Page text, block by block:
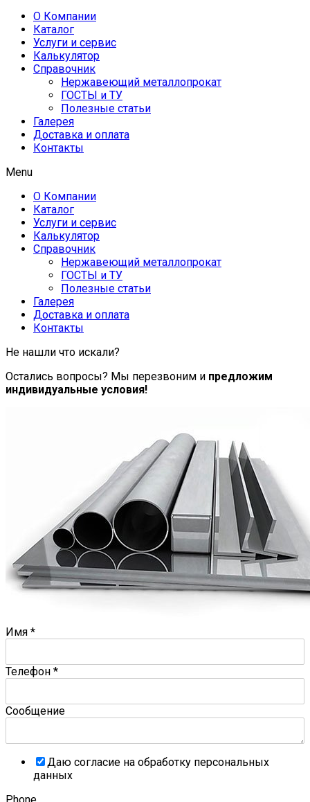
О Компании
Каталог
Услуги и сервис
Калькулятор
Справочник
Нержавеющий металлопрокат
ГОСТЫ и ТУ
Полезные статьи
Галерея
Доставка и оплата
Контакты
Menu
О Компании
Каталог
Услуги и сервис
Калькулятор
Справочник
Нержавеющий металлопрокат
ГОСТЫ и ТУ
Полезные статьи
Галерея
Доставка и оплата
Контакты
Не нашли что искали?
Остались вопросы? Мы перезвоним и предложим
индивидуальные условия!
Имя *
Телефон *
Сообщение
Даю согласие на обработку персональных
данных